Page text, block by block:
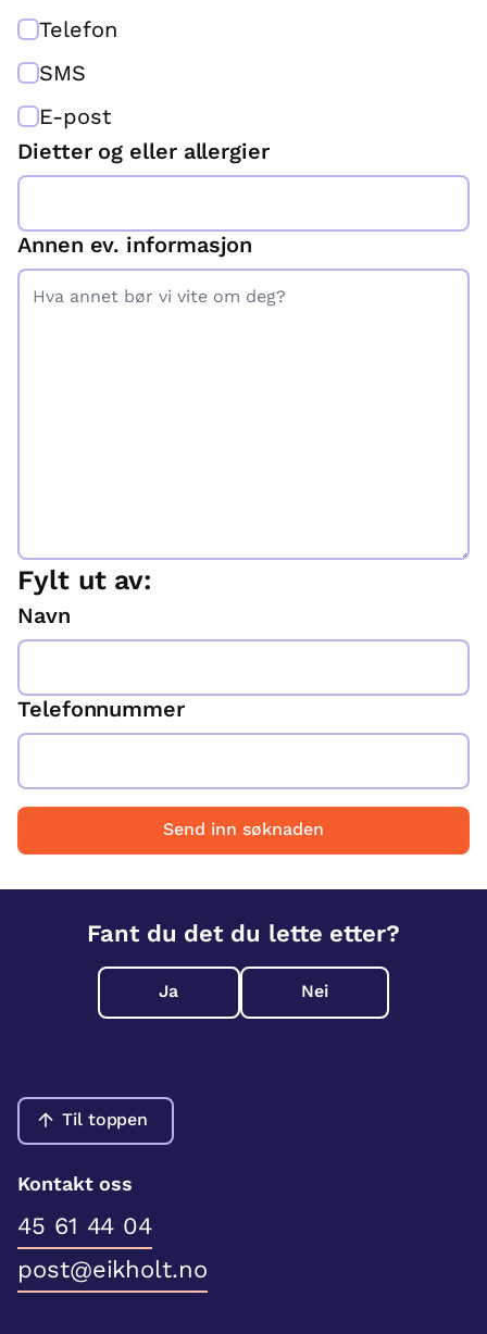
Telefon
SMS
E-post
Dietter og eller allergier
Annen ev. informasjon
Fylt ut av:
Navn
Telefonnummer
Send inn søknaden
Fant du det du lette etter?
Ja Nei
Til toppen
Kontakt oss
45 61 44 04
post@eikholt.no